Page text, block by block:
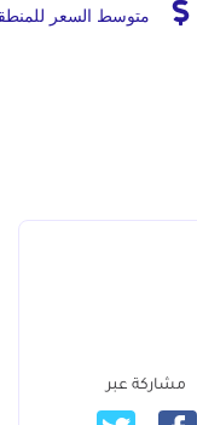
متوسط السعر
مشاركة عبر